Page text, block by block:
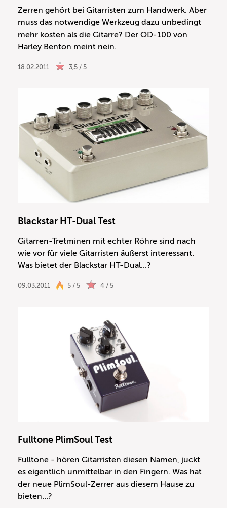
Zerren gehört bei Gitarristen zum Handwerk. Aber
muss das notwendige Werkzeug dazu unbedingt
mehr kosten als die Gitarre? Der OD-100 von
Harley Benton meint nein.
18.02.2011 3,5 / 5
Blackstar HT-Dual Test
Gitarren-Tretminen mit echter Röhre sind nach
wie vor für viele Gitarristen äußerst interessant.
Was bietet der Blackstar HT-Dual...?
09.03.2011 5 / 5 4 / 5
Fulltone PlimSoul Test
Fulltone - hören Gitarristen diesen Namen, juckt
es eigentlich unmittelbar in den Fingern. Was hat
der neue PlimSoul-Zerrer aus diesem Hause zu
bieten...?